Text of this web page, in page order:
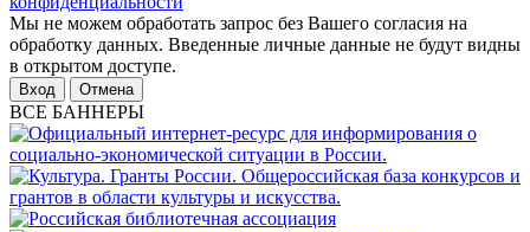
Мы не можем обработать запрос без Вашего согласия на
обработку данных. Введенные личные данные не будут видны
в открытом доступе.
Отмена
ВСЕ БАННЕРЫ